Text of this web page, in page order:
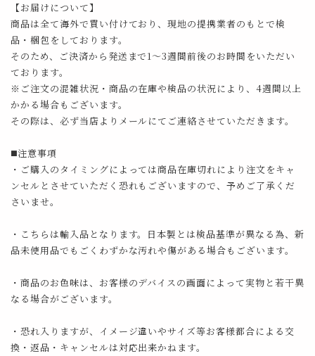
【お届けについて】
商品は全て海外で買い付けており、現地の提携業者のもとで検
品・梱包をしております。
そのため、ご決済から発送まで1～3週間前後のお時間をいただい
ております。
※ご注文の混雑状況・商品の在庫や検品の状況により、4週間以上
かかる場合もございます。
その際は、必ず当店よりメールにてご連絡させていただきます。
◼️注意事項
・ご購入のタイミングによっては商品在庫切れにより注文をキャ
ンセルとさせていただく恐れもございますので、予めご了承くだ
さいませ。
・こちらは輸入品となります。日本製とは検品基準が異なる為、新
品未使用品でもごくわずかな汚れや傷がある場合もございます。
・商品のお色味は、お客様のデバイスの画面によって実物と若干異
なる場合がございます。
・恐れ入りますが、イメージ違いやサイズ等お客様都合による交
換・返品・キャンセルは対応出来かねます。